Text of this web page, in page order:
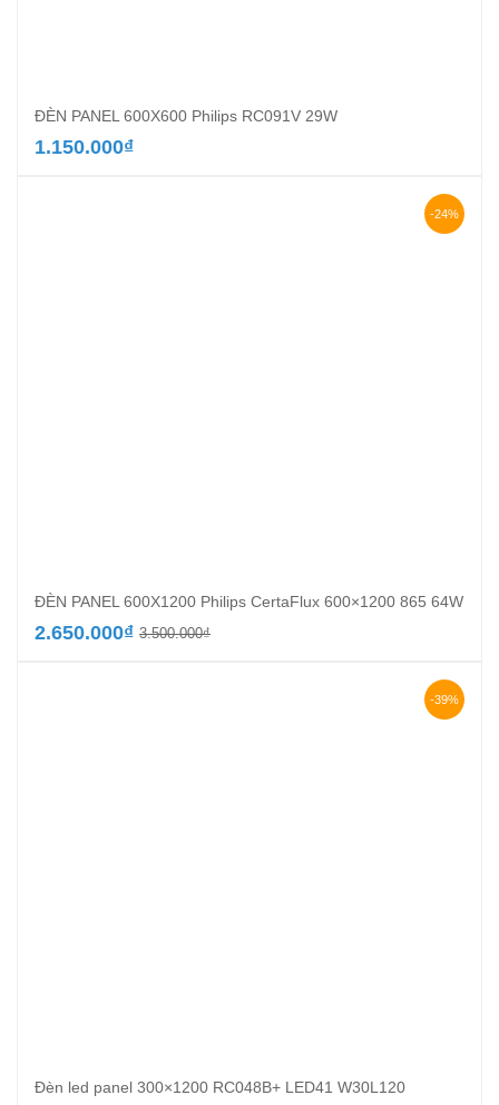
ĐÈN PANEL 600X600 Philips RC091V 29W
1.150.000₫
-24%
ĐÈN PANEL 600X1200 Philips CertaFlux 600×1200 865 64W
3.500.000₫Giá
2.650.000₫
Giá
-39%
Đèn led panel 300×1200 RC048B+ LED41 W30L120